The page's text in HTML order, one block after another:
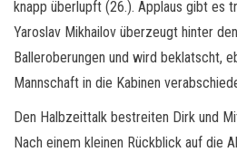
knapp überlupft (26.). Applaus gibt es
Yaroslav Mikhailov überzeugt hinter
Balleroberungen und wird beklatscht,
Mannschaft in die Kabinen
Den Halbzeittalk bestreiten Dirk und
Nach einem kleinen Rückblick auf die